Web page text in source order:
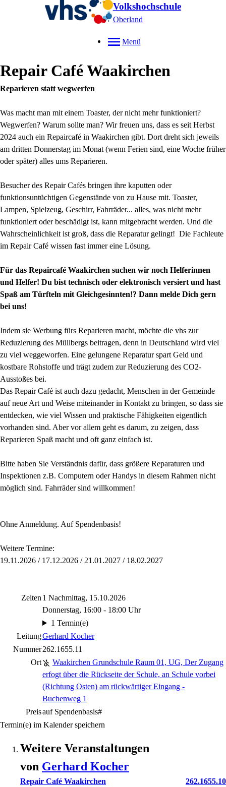
Volkshochschule
Oberland
Menü
Repair Café Waakirchen
Reparieren statt wegwerfen
Was macht man mit einem Toaster, der nicht mehr funktioniert?
Wegwerfen? Warum sollte man? Wir freuen uns, dass es seit Herbst
2024 auch ein Repaircafé in Waakirchen gibt. Dort dreht sich jeweils
am dritten Donnerstag im Monat (wenn Ferien sind, eine Woche früher
oder später) alles ums Reparieren.
Besucher des Repair Cafés bringen ihre kaputten oder
funktionsuntüchtigen Gegenstände von zu Hause mit. Toaster,
Lampen, Spielzeug, Geschirr, Fahrräder... alles, was nicht mehr
funktioniert oder beschädigt ist, kann mitgebracht werden. Und die
Wahrscheinlichkeit ist groß, dass die Reparatur gelingt! Die Fachleute
im Repair Café wissen fast immer eine Lösung.
Für das Repaircafé Waakirchen suchen wir noch Helferinnen
und Helfer! Du bist technisch oder elektronisch versiert und hast
Spaß am Türfteln mit Gleichgesinnten!? Dann melde Dich gern
bei uns!
Indem sie Werbung fürs Reparieren macht, möchte die vhs zur
Reduzierung des Müllbergs beitragen, denn in Deutschland wird viel
zu viel weggeworfen. Eine gelungene Reparatur spart Geld und
kostbare Rohstoffe und trägt zudem zur Reduzierung des CO2-
Ausstoßes bei.
Das Repair Café ist auch dazu gedacht, Menschen in der Gemeinde
auf neue Art und Weise miteinander in Kontakt zu bringen, so dass sie
entdecken, wie viel Wissen und praktische Fähigkeiten eigentlich
vorhanden sind. Aber vor allem geht es darum, zu zeigen, dass
Reparieren Spaß macht und oft ganz einfach ist.
Bitte haben Sie Verständnis dafür, dass größere Reparaturen und
Inspektionen z.B. Computern oder Handys in diesem Rahmen nicht
möglich sind. Fahrräder sind willkommen!
Ohne Anmeldung. Auf Spendenbasis!
Weitere Termine:
19.11.2026 / 17.12.2026 / 21.01.2027 / 18.02.2027
Zeiten 1 Nachmittag, 15.10.2026
Donnerstag, 16:00 - 18:00 Uhr
1 Termin(e)
LeitungGerhard Kocher
Nummer262.1655.11
Ort
Waakirchen Grundschule Raum 01, UG, Der Zugang
erfogt über die Rückseite der Schule, an Schule vorbei
(Richtung Osten) am rückwärtiger Eingang -
Buchenweg 1
Preisauf Spendenbasis#
Termin(e) im Kalender speichern
Weitere Veranstaltungen
von Gerhard Kocher
Repair Café Waakirchen
262.1655.10